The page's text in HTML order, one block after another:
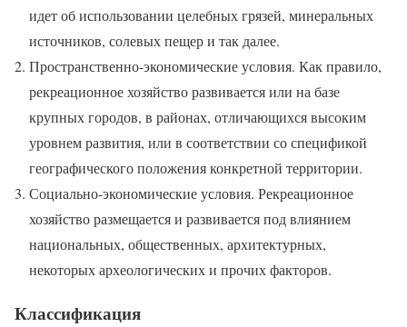
идет об использовании целебных грязей, минеральных
источников, солевых пещер и так далее.
Пространственно-экономические условия. Как правило,
рекреационное хозяйство развивается или на базе
крупных городов, в районах, отличающихся высоким
уровнем развития, или в соответствии со спецификой
географического положения конкретной территории.
Социально-экономические условия. Рекреационное
хозяйство размещается и развивается под влиянием
национальных, общественных, архитектурных,
некоторых археологических и прочих факторов.
Классификация